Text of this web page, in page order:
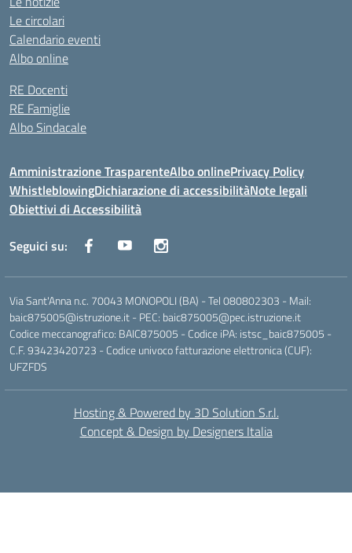
Le circolari
Calendario eventi
Albo online
RE Docenti
RE Famiglie
Albo Sindacale
Amministrazione TrasparenteAlbo onlinePrivacy Policy
WhistleblowingDichiarazione di accessibilitàNote legali
Obiettivi di Accessibilità
Seguici su:
Via Sant'Anna n.c. 70043 MONOPOLI (BA) - Tel 080802303 - Mail:
baic875005@istruzione.it - PEC: baic875005@pec.istruzione.it
Codice meccanografico: BAIC875005 - Codice iPA: istsc_baic875005 -
C.F. 93423420723 - Codice univoco fatturazione elettronica (CUF):
UFZFDS
Hosting & Powered by 3D Solution S.r.l.
Concept & Design by Designers Italia